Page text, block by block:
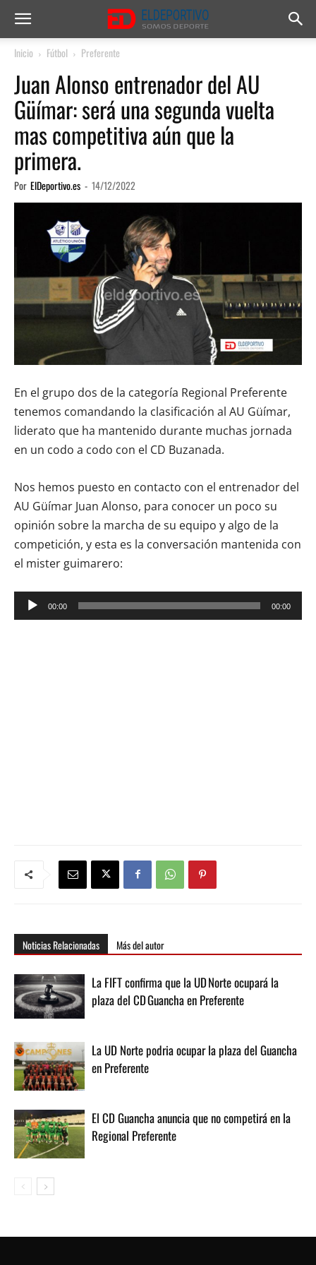
Inicio Fútbol Preferente
Juan Alonso entrenador del AU
Güímar: será una segunda vuelta
mas competitiva aún que la
primera.
Por ElDeportivo.es - 14/12/2022
En el grupo dos de la categoría Regional Preferente
tenemos comandando la clasificación al AU Güímar,
liderato que ha mantenido durante muchas jornada
en un codo a codo con el CD Buzanada.
Nos hemos puesto en contacto con el entrenador del
AU Güímar Juan Alonso, para conocer un poco su
opinión sobre la marcha de su equipo y algo de la
competición, y esta es la conversación mantenida con
el mister guimarero:
Reproductor
de
00:00 00:00
Noticias Relacionadas Más del autor
La FIFT confirma que la UD Norte ocupará la
plaza del CD Guancha en Preferente
La UD Norte podria ocupar la plaza del Guancha
en Preferente
El CD Guancha anuncia que no competirá en la
Regional Preferente